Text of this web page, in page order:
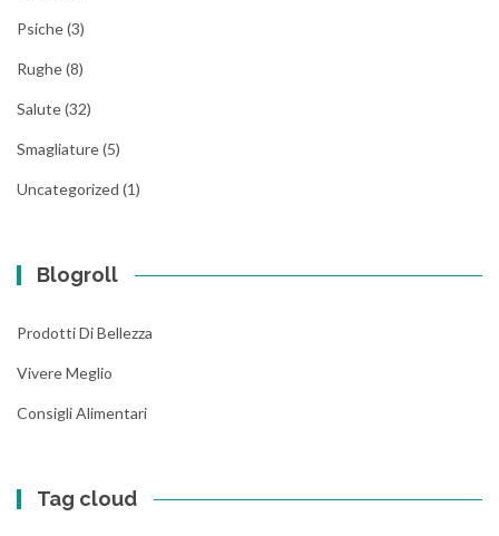
Psiche(3)
Rughe(8)
Salute(32)
Smagliature(5)
Uncategorized (1)
Blogroll
Prodotti Di Bellezza
Vivere Meglio
Consigli Alimentari
Tag cloud